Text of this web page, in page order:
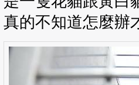
真的不知道怎麼辦